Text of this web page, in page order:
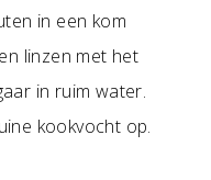
in een kom
linzen met het
in ruim water.
kookvocht op.